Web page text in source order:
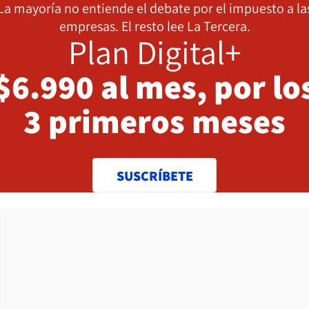
mayoría no entiende el debate por el impuesto a
empresas. El resto lee La Tercera.
Plan Digital+
al mes, por
3 primeros meses
SUSCRÍBETE